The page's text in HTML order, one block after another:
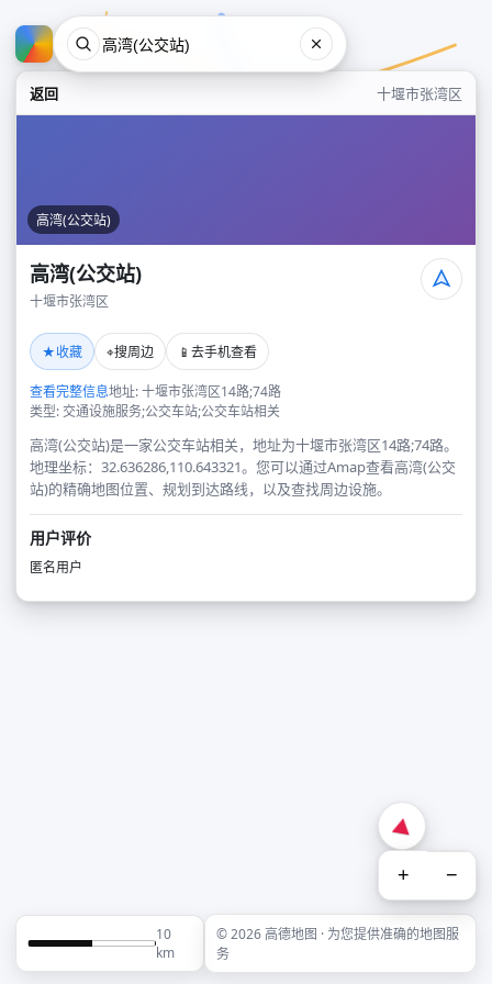
返回 十堰市张湾区
高湾(公交站)
高湾(公交站)
十堰市张湾区
★收藏 ⌖搜周边 📱 去手机查看
查看完整信息地址: 十堰市张湾区14路;74路
类型: 交通设施服务;公交车站;公交车站相关
高湾(公交站)是一家公交车站相关，地址为十堰市张湾区14路;74路。
地理坐标：32.636286,110.643321。您可以通过Amap查看高湾(公交
站)的精确地图位置、规划到达路线，以及查找周边设施。
用户评价
匿名用户
+ −
10
km
© 2026 高德地图 · 为您提供准确的地图服
务